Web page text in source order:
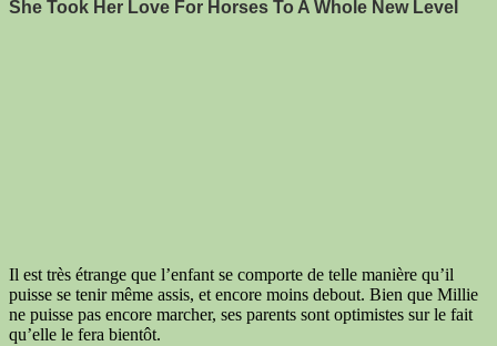
Il est très étrange que l’enfant se comporte de telle manière qu’il
puisse se tenir même assis, et encore moins debout. Bien que Millie
ne puisse pas encore marcher, ses parents sont optimistes sur le fait
qu’elle le fera bientôt.